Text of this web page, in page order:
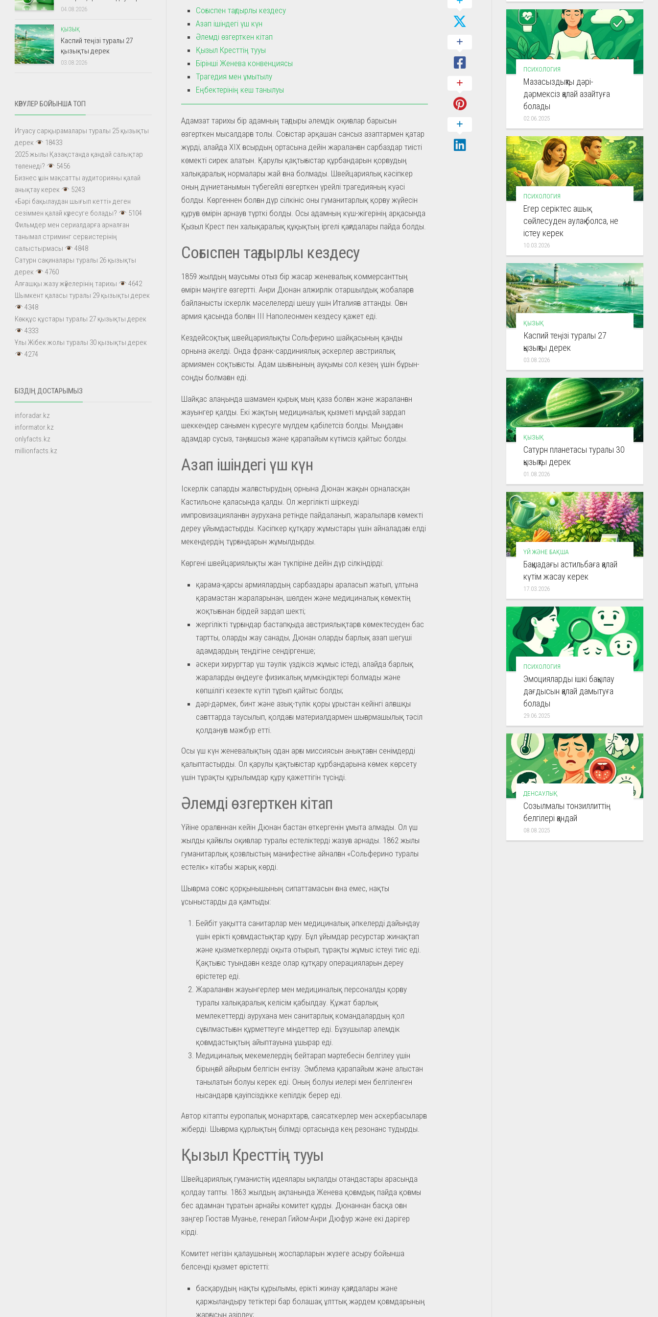
Соғыспен тағдырлы кездесу
Азап ішіндегі үш күн
Әлемді өзгерткен кітап
Қызыл Кресттің тууы
Бірінші Женева конвенциясы
Трагедия мен ұмытылу
Еңбектерінің кеш танылуы
Адамзат тарихы бір адамның тағдыры әлемдік оқиғалар барысын
өзгерткен мысалдарға толы. Соғыстар әрқашан сансыз азаптармен қатар
жүрді, алайда XIX ғасырдың ортасына дейін жараланған сарбаздар тиісті
көмекті сирек алатын. Қарулы қақтығыстар құрбандарын қорғаудың
халықаралық нормалары жай ғана болмады. Швейцариялық кәсіпкер
оның дүниетанымын түбегейлі өзгерткен үрейлі трагедияның куәсі
болды. Көргеннен болған дүр сілкініс оны гуманитарлық қорғау жүйесін
құруға өмірін арнауға түрткі болды. Осы адамның күш-жігерінің арқасында
Қызыл Крест пен халықаралық құқықтың іргелі қағидалары пайда болды.
Соғыспен тағдырлы кездесу
1859 жылдың маусымы отыз бір жасар женевалық коммерсанттың
өмірін мәңгіге өзгертті. Анри Дюнан алжирлік отаршылдық жобаларға
байланысты іскерлік мәселелерді шешу үшін Италияға аттанды. Оған
армия қасында болған III Наполеонмен кездесу қажет еді.
Кездейсоқтық швейцариялықты Сольферино шайқасының қанды
орнына әкелді. Онда франк-сардиниялық әскерлер австриялық
армиямен соқтығысты. Адам шығынының ауқымы сол кезең үшін бұрын-
соңды болмаған еді.
Шайқас алаңында шамамен қырық мың қаза болған және жараланған
жауынгер қалды. Екі жақтың медициналық қызметі мұндай зардап
шеккендер санымен күресуге мүлдем қабілетсіз болды. Мыңдаған
адамдар сусыз, таңғышсыз және қарапайым күтімсіз қайтыс болды.
Азап ішіндегі үш күн
Іскерлік сапарды жалғастырудың орнына Дюнан жақын орналасқан
Кастильоне қаласында қалды. Ол жергілікті шіркеуді
импровизацияланған аурухана ретінде пайдаланып, жаралыларға көмекті
дереу ұйымдастырды. Кәсіпкер құтқару жұмыстары үшін айналадағы елді
мекендердің тұрғындарын жұмылдырды.
Көргені швейцариялықты жан түкпіріне дейін дүр сілкіндірді:
қарама-қарсы армиялардың сарбаздары араласып жатып, ұлтына
қарамастан жараларынан, шөлден және медициналық көмектің
жоқтығынан бірдей зардап шекті;
жергілікті тұрғындар бастапқыда австриялықтарға көмектесуден бас
тартты, оларды жау санады, Дюнан оларды барлық азап шегуші
адамдардың теңдігіне сендіргенше;
әскери хирургтар үш тәулік үздіксіз жұмыс істеді, алайда барлық
жараларды өңдеуге физикалық мүмкіндіктері болмады және
көпшілігі кезекте күтіп тұрып қайтыс болды;
дәрі-дәрмек, бинт және азық-түлік қоры ұрыстан кейінгі алғашқы
сағаттарда таусылып, қолдағы материалдармен шығармашылық тәсіл
қолдануға мәжбүр етті.
Осы үш күн женевалықтың одан арғы миссиясын анықтаған сенімдерді
қалыптастырды. Ол қарулы қақтығыстар құрбандарына көмек көрсету
үшін тұрақты құрылымдар құру қажеттігін түсінді.
Әлемді өзгерткен кітап
Үйіне оралғаннан кейін Дюнан бастан өткергенін ұмыта алмады. Ол үш
жылды қайғылы оқиғалар туралы естеліктерді жазуға арнады. 1862 жылы
гуманитарлық қозғалыстың манифестіне айналған «Сольферино туралы
естелік» кітабы жарық көрді.
Шығарма соғыс қорқынышының сипаттамасын ғана емес, нақты
ұсыныстарды да қамтыды:
Бейбіт уақытта санитарлар мен медициналық әпкелерді дайындау
үшін ерікті қоғамдастықтар құру. Бұл ұйымдар ресурстар жинақтап
және қызметкерлерді оқыта отырып, тұрақты жұмыс істеуі тиіс еді.
Қақтығыс туындаған кезде олар құтқару операцияларын дереу
өрістетер еді.
Жараланған жауынгерлер мен медициналық персоналды қорғау
туралы халықаралық келісім қабылдау. Құжат барлық
мемлекеттерді аурухана мен санитарлық командалардың қол
сұғылмастығын құрметтеуге міндеттер еді. Бұзушылар әлемдік
қоғамдастықтың айыптауына ұшырар еді.
Медициналық мекемелердің бейтарап мәртебесін белгілеу үшін
бірыңғай айырым белгісін енгізу. Эмблема қарапайым және алыстан
танылатын болуы керек еді. Оның болуы иелері мен белгіленген
нысандарға қауіпсіздікке кепілдік берер еді.
Автор кітапты еуропалық монархтарға, саясаткерлер мен әскербасыларға
жіберді. Шығарма құрлықтың білімді ортасында кең резонанс тудырды.
Қызыл Кресттің тууы
Швейцариялық гуманистің идеялары ықпалды отандастары арасында
қолдау тапты. 1863 жылдың ақпанында Женева қоғамдық пайда қоғамы
бес адамнан тұратын арнайы комитет құрды. Дюнаннан басқа оған
заңгер Гюстав Муанье, генерал Гийом-Анри Дюфур және екі дәрігер
кірді.
Комитет негізін қалаушының жоспарларын жүзеге асыру бойынша
белсенді қызмет өрістетті:
басқарудың нақты құрылымы, ерікті жинау қағидалары және
қаржыландыру тетіктері бар болашақ ұлттық жәрдем қоғамдарының
жарғысын әзірлеу;
04.08.2026
ҚЫЗЫҚ
Каспий теңізі туралы 27
қызықты дерек
03.08.2026
КӨРУЛЕР БОЙЫНША ТОП
Игуасу сарқырамалары туралы 25 қызықты
дерек
18433
2025 жылы Қазақстанда қандай салықтар
төленеді?
5456
Бизнес үшін мақсатты аудиторияны қалай
анықтау керек
5243
«Бәрі бақылаудан шығып кетті» деген
сезіммен қалай күресуге болады?
5104
Фильмдер мен сериалдарға арналған
танымал стриминг сервистерінің
салыстырмасы
4848
Сатурн сақиналары туралы 26 қызықты
дерек
4760
Алғашқы жазу жүйелерінің тарихы
4642
Шымкент қаласы туралы 29 қызықты дерек
4348
Көкқұс құстары туралы 27 қызықты дерек
4333
Ұлы Жібек жолы туралы 30 қызықты дерек
4274
БІЗДІҢ ДОСТАРЫМЫЗ
inforadar.kz
informator.kz
onlyfacts.kz
millionfacts.kz
ПСИХОЛОГИЯ
Мазасыздықты дәрі-
дәрмексіз қалай азайтуға
болады
02.06.2025
ПСИХОЛОГИЯ
Егер серіктес ашық
сөйлесуден аулақ болса, не
істеу керек
10.03.2026
ҚЫЗЫҚ
Каспий теңізі туралы 27
қызықты дерек
03.08.2026
ҚЫЗЫҚ
Сатурн планетасы туралы 30
қызықты дерек
01.08.2026
ҮЙ ЖӘНЕ БАҚША
Бақшадағы астильбаға қалай
күтім жасау керек
17.03.2026
ПСИХОЛОГИЯ
Эмоцияларды ішкі бақылау
дағдысын қалай дамытуға
болады
29.06.2025
ДЕНСАУЛЫҚ
Созылмалы тонзиллиттің
белгілері қандай
08.08.2025